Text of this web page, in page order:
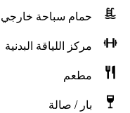
حمام سباحة خارجي
مركز اللياقة البدنية
مطعم
بار / صالة